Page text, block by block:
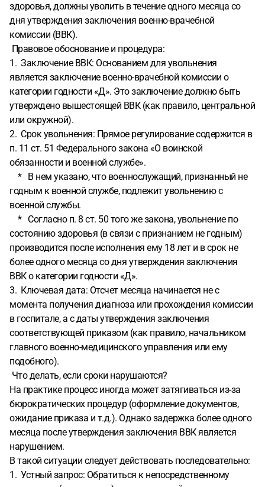
здоровья, должны уволить в течение одного месяца со
дня утверждения заключения военно-врачебной
комиссии (ВВК).
Правовое обоснование и процедура:
1. Заключение ВВК: Основанием для увольнения
является заключение военно-врачебной комиссии о
категории годности «Д». Это заключение должно быть
утверждено вышестоящей ВВК (как правило, центральной
или окружной).
2. Срок увольнения: Прямое регулирование содержится в
п. 11 ст. 51 Федерального закона «О воинской
обязанности и военной службе».
* В нем указано, что военнослужащий, признанный не
годным к военной службе, подлежит увольнению с
военной службы.
* Согласно п. 8 ст. 50 того же закона, увольнение по
состоянию здоровья (в связи с признанием не годным)
производится после исполнения ему 18 лет и в срок не
более одного месяца со дня утверждения заключения
ВВК о категории годности «Д».
3. Ключевая дата: Отсчет месяца начинается не с
момента получения диагноза или прохождения комиссии
в госпитале, а с даты утверждения заключения
соответствующей приказом (как правило, начальником
главного военно-медицинского управления или ему
подобного).
Что делать, если сроки нарушаются?
На практике процесс иногда может затягиваться из-за
бюрократических процедур (оформление документов,
ожидание приказа и т.д.). Однако задержка более одного
месяца после утверждения заключения ВВК является
нарушением.
В такой ситуации следует действовать последовательно:
1. Устный запрос: Обратиться к непосредственному